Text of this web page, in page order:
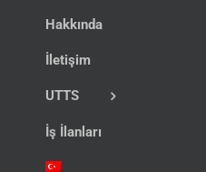
Hakkında
İletişim
UTTS
İş İlanları